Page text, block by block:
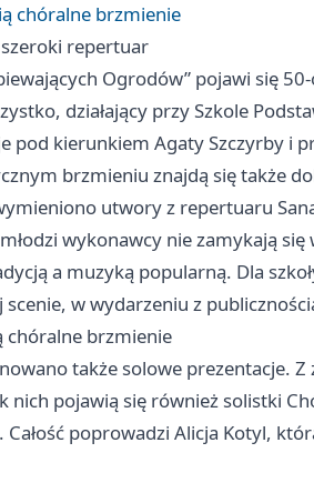
chóralne brzmienie
szeroki repertuar
Ogrodów” pojawi się
działający przy Szkole
pod kierunkiem Agaty Szczyrby i
brzmieniu znajdą się także
utwory z repertuaru
wykonawcy nie zamykają
a muzyką popularną. Dla
w wydarzeniu z
chóralne brzmienie
także solowe prezentacje. Z
nich pojawią się również solistki
Całość poprowadzi Alicja Kotyl,